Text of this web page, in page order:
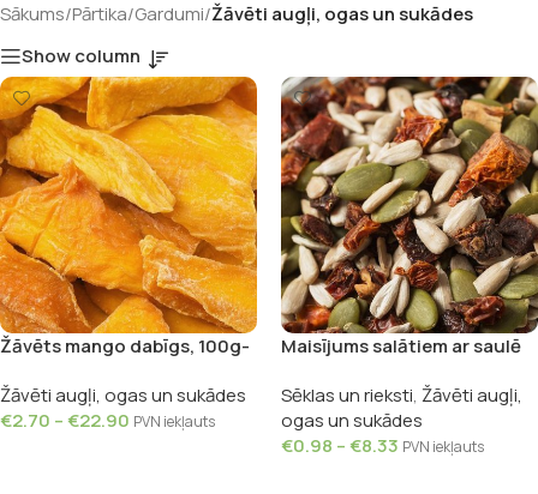
Sākums/Pārtika/Gardumi/Žāvēti augļi, ogas un sukādes
Show column
Žāvēts mango dabīgs, 100g-
Žāvēti augļi, ogas un sukādes
€2.70 –€22.90 PVN iekļauts
Maisījums salātiem ar saulē
1kg
Sēklas un rieksti, Žāvēti augļi,
ogas un sukādes
€0.98 –€8.33 PVN iekļauts